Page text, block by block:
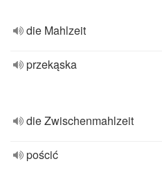
die Mahlzeit
przekąska
die Zwischenmahlzeit
pościć